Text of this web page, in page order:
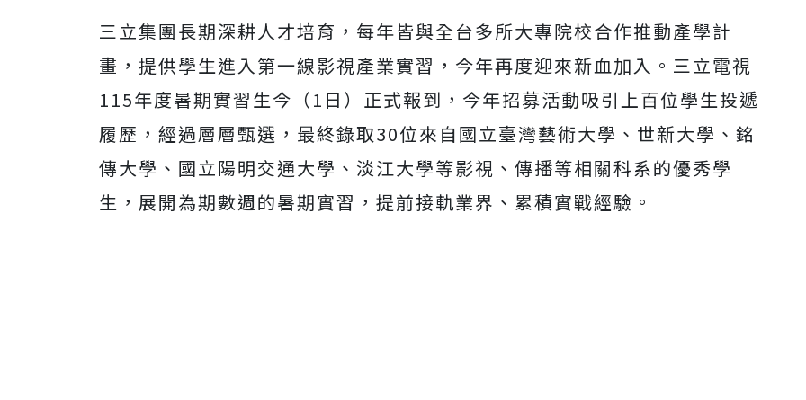
三立集團長期深耕人才培育，每年皆與全台多所大專院校合作推動產學計
畫，提供學生進入第一線影視產業實習，今年再度迎來新血加入。三立電視
115年度暑期實習生今（1日）正式報到，今年招募活動吸引上百位學生投遞
履歷，經過層層甄選，最終錄取30位來自國立臺灣藝術大學、世新大學、銘
傳大學、國立陽明交通大學、淡江大學等影視、傳播等相關科系的優秀學
生，展開為期數週的暑期實習，提前接軌業界、累積實戰經驗。